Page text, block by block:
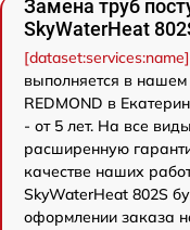
Замена труб
SkyWaterHeat
выполняется в
REDMOND в
- от 5 лет. На все
расширенную
качестве наших
SkyWaterHeat 802S
оформлении заказа